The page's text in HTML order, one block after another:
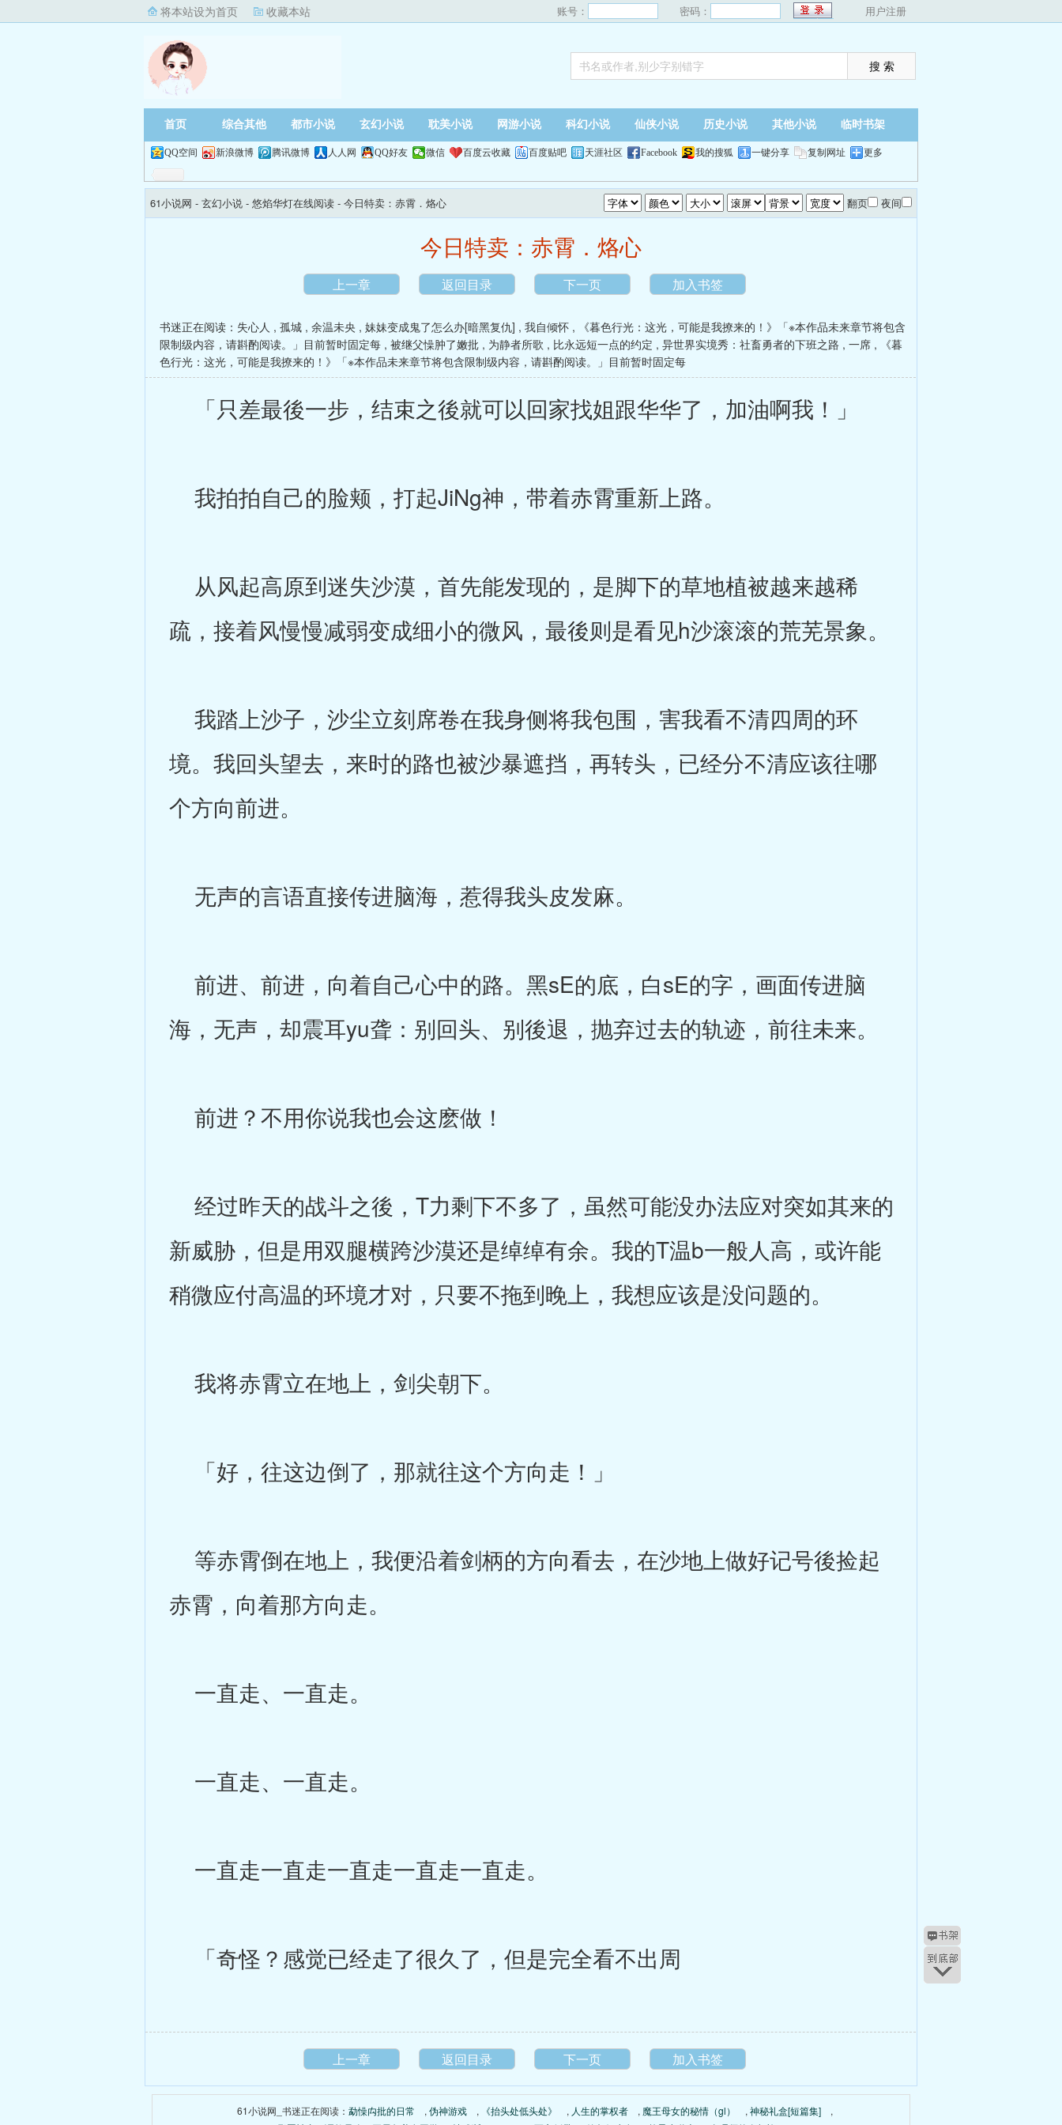
将本站设为首页 收藏本站 账号： 密码： 用户注册
首页 综合其他 都市小说 玄幻小说 耽美小说 网游小说 科幻小说 仙侠小说 历史小说 其他小说 临时书架
QQ空间 新浪微博 腾讯微博 人人网 QQ好友 微信 百度云收藏 百度贴吧 天涯社区 Facebook 我的搜狐 一键分享 复制网址 更多
61小说网 - 玄幻小说 - 悠焰华灯在线阅读 - 今日特卖：赤霄．烙心 翻页 夜间
今日特卖：赤霄．烙心
上一章 返回目录 下一页 加入书签
书迷正在阅读： 失心人 , 孤城 , 余温未央 , 妹妹变成鬼了怎么办[暗黑复仇] , 我自倾怀 ,
《暮色行光：这光，可能是我撩来的！》「※本作品未来章节将包含
限制级内容，请斟酌阅读。」目前暂时固定每 , 被继父懆肿了嫩批 , 为静者所歌 , 比永远短一点的约定 , 异世界实境秀：社畜勇者的下班之路 , 一席 ,
《暮
色行光：这光，可能是我撩来的！》「※本作品未来章节将包含限制级内容，请斟酌阅读。」目前暂时固定每
「只差最後一步，结束之後就可以回家找姐跟华华了，加油啊我！」
我拍拍自己的脸颊，打起JiNg神，带着赤霄重新上路。
从风起高原到迷失沙漠，首先能发现的，是脚下的草地植被越来越稀
疏，接着风慢慢减弱变成细小的微风，最後则是看见h沙滚滚的荒芜景象。
我踏上沙子，沙尘立刻席卷在我身侧将我包围，害我看不清四周的环
境。我回头望去，来时的路也被沙暴遮挡，再转头，已经分不清应该往哪
个方向前进。
无声的言语直接传进脑海，惹得我头皮发麻。
前进、前进，向着自己心中的路。黑sE的底，白sE的字，画面传进脑
海，无声，却震耳yu聋：别回头、别後退，抛弃过去的轨迹，前往未来。
前进？不用你说我也会这麽做！
经过昨天的战斗之後，T力剩下不多了，虽然可能没办法应对突如其来的
新威胁，但是用双腿横跨沙漠还是绰绰有余。我的T温b一般人高，或许能
稍微应付高温的环境才对，只要不拖到晚上，我想应该是没问题的。
我将赤霄立在地上，剑尖朝下。
「好，往这边倒了，那就往这个方向走！」
等赤霄倒在地上，我便沿着剑柄的方向看去，在沙地上做好记号後捡起
赤霄，向着那方向走。
一直走、一直走。
一直走、一直走。
一直走一直走一直走一直走一直走。
「奇怪？感觉已经走了很久了，但是完全看不出周
上一章 返回目录 下一页 加入书签
61小说网_书迷正在阅读： 勐懆禸批的日常 , 伪神游戏 , 《抬头处低头处》 , 人生的掌权者 , 魔王母女的秘情（gl） , 神秘礼盒[短篇集]
,